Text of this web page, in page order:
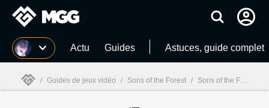
MGG Actu Guides Astuces, guide complet
/ Guides de jeux vidéo / Sons of the Forest / Sons of the Forest guides